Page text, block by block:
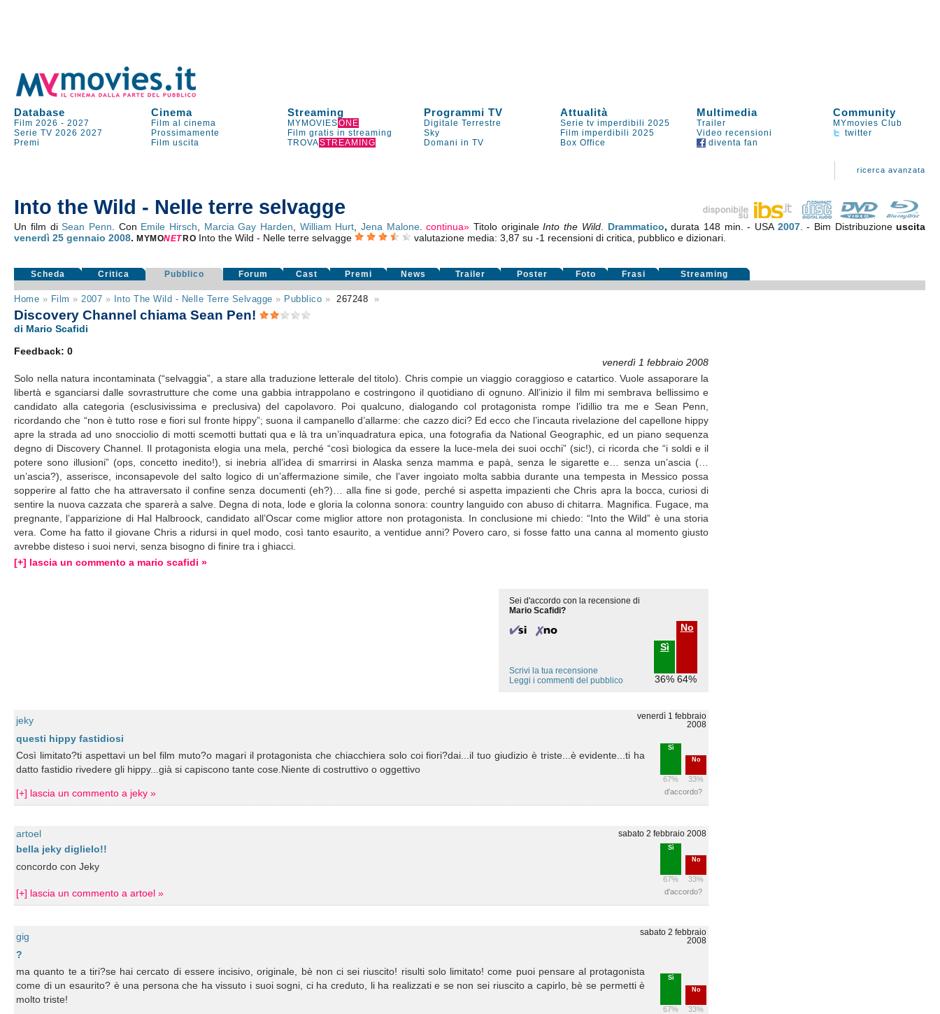
Database Cinema Streaming Programmi TV Attualità Multimedia Community
Film 2026 -2027 Film al cinema MYMOVIESONE Digitale Terrestre Serie tv imperdibili 2025 Trailer
MYmovies Club
Serie TV 2026 2027 Prossimamente Film gratis in streaming Sky Film imperdibili 2025 Video recensioni
twitter
Premi
Film uscita TROVASTREAMING Domani in TV Box Office diventa fan
ricerca avanzata
Into the Wild - Nelle terre selvagge
Un film diSean Penn . Con Emile Hirsch Marcia Gay Harden William Hurt ,Jena Malone.continua» Titolo originaleInto the Wild. Drammatico,durata 148 min. - USA 2007. - Bim Distribuzioneuscita
venerdì 25 gennaio 2008.MYMONET RO Into the Wild - Nelle terre selvagge valutazione media: 3,87 su -1 recensioni di critica, pubblico e dizionari.
Scheda Critica Pubblico Forum Cast Premi News Trailer Poster Foto Frasi Streaming
Home » Film » 2007 » Into The Wild - Nelle Terre Selvagge » Pubblico » 267248 »
Discovery Channel chiama Sean Pen!
di Mario Scafidi
Feedback: 0
venerdì 1 febbraio 2008
Solo nella natura incontaminata (“selvaggia”, a stare alla traduzione letterale del titolo). Chris compie un viaggio coraggioso e catartico. Vuole assaporare la
libertà e sganciarsi dalle sovrastrutture che come una gabbia intrappolano e costringono il quotidiano di ognuno. All’inizio il film mi sembrava bellissimo e
candidato alla categoria (esclusivissima e preclusiva) del capolavoro. Poi qualcuno, dialogando col protagonista rompe l’idillio tra me e Sean Penn,
ricordando che “non è tutto rose e fiori sul fronte hippy”; suona il campanello d’allarme: che cazzo dici? Ed ecco che l’incauta rivelazione del capellone hippy
apre la strada ad uno snocciolio di motti scemotti buttati qua e là tra un’inquadratura epica, una fotografia da National Geographic, ed un piano sequenza
degno di Discovery Channel. Il protagonista elogia una mela, perché “così biologica da essere la luce-mela dei suoi occhi” (sic!), ci ricorda che “i soldi e il
potere sono illusioni” (ops, concetto inedito!), si inebria all’idea di smarrirsi in Alaska senza mamma e papà, senza le sigarette e… senza un’ascia (…
un’ascia?), asserisce, inconsapevole del salto logico di un’affermazione simile, che l’aver ingoiato molta sabbia durante una tempesta in Messico possa
sopperire al fatto che ha attraversato il confine senza documenti (eh?)… alla fine si gode, perché si aspetta impazienti che Chris apra la bocca, curiosi di
sentire la nuova cazzata che sparerà a salve. Degna di nota, lode e gloria la colonna sonora: country languido con abuso di chitarra. Magnifica. Fugace, ma
pregnante, l’apparizione di Hal Halbroock, candidato all’Oscar come miglior attore non protagonista. In conclusione mi chiedo: “Into the Wild” è una storia
vera. Come ha fatto il giovane Chris a ridursi in quel modo, così tanto esaurito, a ventidue anni? Povero caro, si fosse fatto una canna al momento giusto
avrebbe disteso i suoi nervi, senza bisogno di finire tra i ghiacci.
[+] lascia un commento a mario scafidi »
Sei d'accordo con la recensione di
Mario Scafidi?
Sì
36%
No
64%
Scrivi la tua recensione
Leggi i commenti del pubblico
jeky
venerdì 1 febbraio
2008
questi hippy fastidiosi
Sì
67%
No
33%
Così limitato?ti aspettavi un bel film muto?o magari il protagonista che chiacchiera solo coi fiori?dai...il tuo giudizio è triste...è evidente...ti ha
datto fastidio rivedere gli hippy...già si capiscono tante cose.Niente di costruttivo o oggettivo
[+] lascia un commento a jeky » d'accordo?
artoel sabato 2 febbraio 2008
bella jeky diglielo!! Sì
67%
No
33%
concordo con Jeky
[+] lascia un commento a artoel » d'accordo?
gig
sabato 2 febbraio
2008
?
Sì
67%
No
33%
ma quanto te a tiri?se hai cercato di essere incisivo, originale, bè non ci sei riuscito! risulti solo limitato! come puoi pensare al protagonista
come di un esaurito? è una persona che ha vissuto i suoi sogni, ci ha creduto, li ha realizzati e se non sei riuscito a capirlo, bè se permetti è
molto triste!